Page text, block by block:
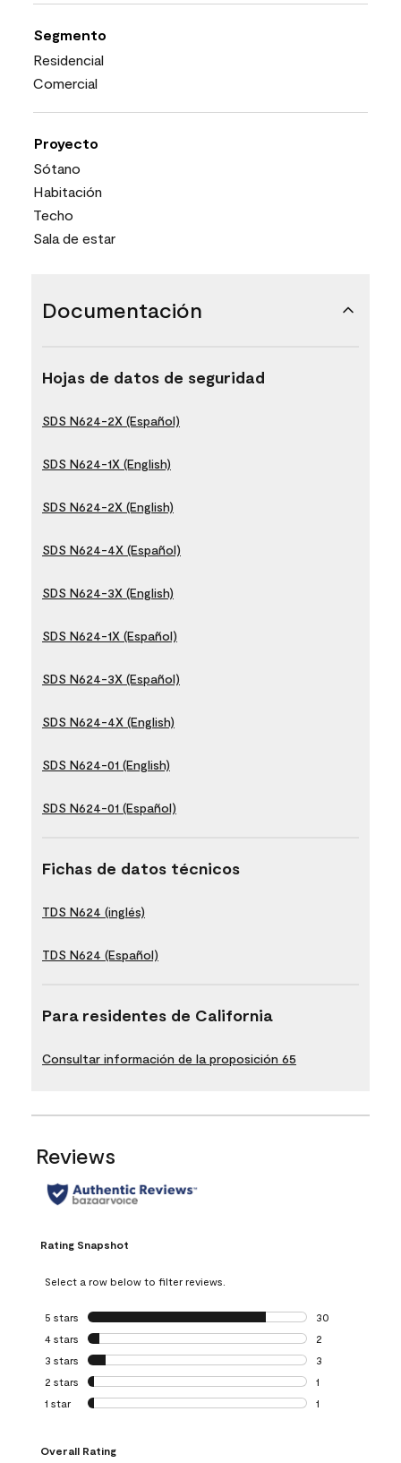
Segmento
Residencial
Comercial
Proyecto
Sótano
Habitación
Techo
Sala de estar
Documentación
Hojas de datos de seguridad
SDS N624-2X (Español)
SDS N624-1X (English)
SDS N624-2X (English)
SDS N624-4X (Español)
SDS N624-3X (English)
SDS N624-1X (Español)
SDS N624-3X (Español)
SDS N624-4X (English)
SDS N624-01 (English)
SDS N624-01 (Español)
Fichas de datos técnicos
TDS N624 (inglés)
TDS N624 (Español)
Para residentes de California
Consultar información de la proposición 65
Reviews
Rating Snapshot
Select a row below to filter reviews.
5 stars stars
30
30 reviews with
4 stars stars
2
2 reviews with 4
3 stars stars
3
3 reviews with 3
2 stars stars
1
1 review with 2
1 star stars
1
Overall Rating